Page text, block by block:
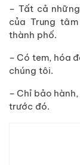
– Tất cả
của Trung
thành phố.
– Có tem, hóa
chúng tôi.
– Chỉ bảo
trước đó.